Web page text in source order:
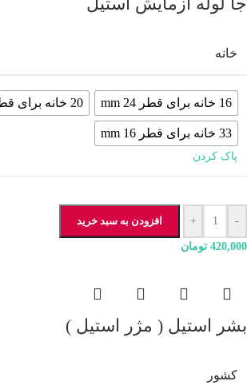
خانه
16 خانه برای قطر 24 mm 20 خانه برای قطر 20 mm
33 خانه برای قطر 16 mm
پاک کردن
-
+ افزودن به سبد خرید
420,000 تومان
بشر استیل ( مژر استیل )
کشور